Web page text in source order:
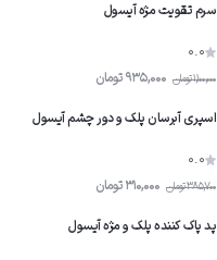
سرم تقویت مژه آیسول
0.0
1,100,000تومان 935,000تومان
اسپری آبرسان پلک و دور چشم آیسول
0.0
385,700تومان 310,000تومان
پد پاک کننده پلک و مژه آیسول